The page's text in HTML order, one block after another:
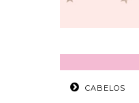
CABELOS